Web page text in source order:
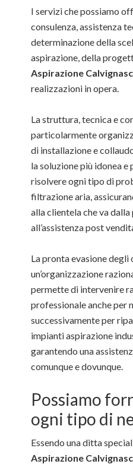
I servizi che possiamo
consulenza, assistenza
determinazione della
aspirazione, della
Aspirazione
realizzazioni in opera.
La struttura, tecnica e
particolarmente
di installazione e
la soluzione più idonea
risolvere ogni tipo di
filtrazione aria,
alla clientela che va
all’assistenza post
La pronta evasione
un’organizzazione
permette di intervenire
professionale anche per
successivamente per
impianti aspirazione
garantendo una
comunque e dovunque.
Possiamo
ogni tipo di
Essendo una ditta
Aspirazione